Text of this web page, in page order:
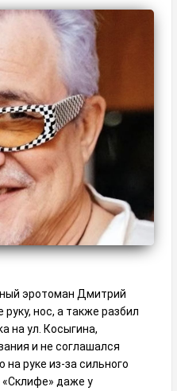
эротоман Дмитрий
нос, а также разбил
на ул. Косыгина,
и не соглашался
руке из-за сильного
«Склифе» даже у